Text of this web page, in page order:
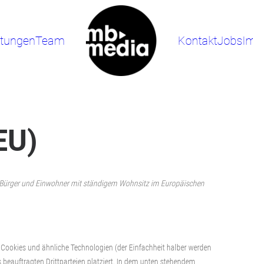
Team KontaktJobs
und Einwohner mit ständigem Wohnsitz im Europäischen
und ähnliche Technologien (der Einfachheit halber werden
Drittparteien platziert. In dem unten stehendem